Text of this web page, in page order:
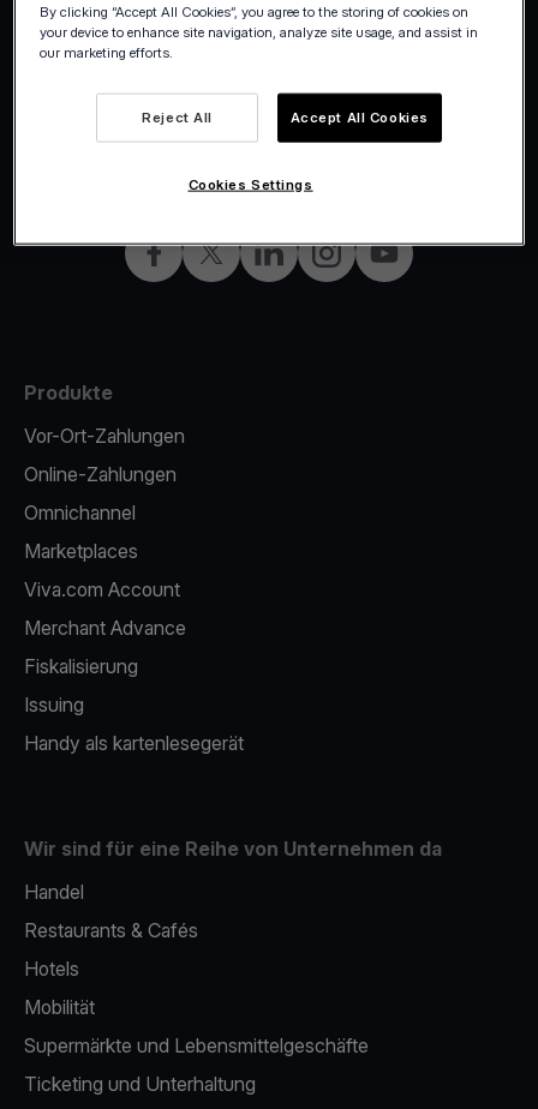
Facebook
X LinkedInInstagramYouTube
Produkte
Vor-Ort-Zahlungen
Online-Zahlungen
Omnichannel
Marketplaces
Viva.com Account
Merchant Advance
Fiskalisierung
Issuing
Handy als kartenlesegerät
Wir sind für eine Reihe von Unternehmen da
Handel
Restaurants & Cafés
Hotels
Mobilität
Supermärkte und Lebensmittelgeschäfte
Ticketing und Unterhaltung
By clicking “Accept All Cookies”, you agree to the storing of cookies on
your device to enhance site navigation, analyze site usage, and assist in
our marketing efforts.
Reject All Accept All Cookies
Cookies Settings